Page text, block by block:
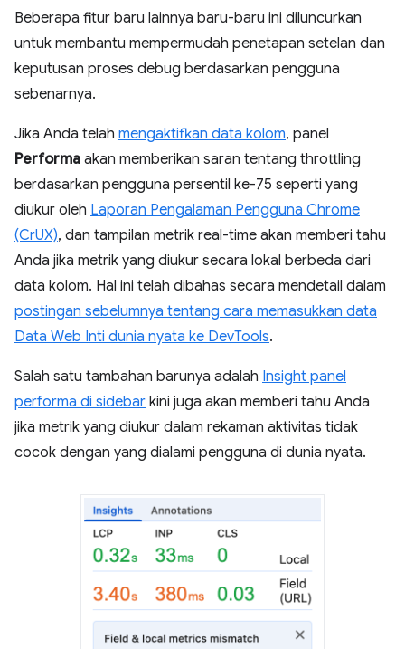
Beberapa fitur baru lainnya baru-baru ini diluncurkan
untuk membantu mempermudah penetapan setelan dan
keputusan proses debug berdasarkan pengguna
sebenarnya.
Jika Anda telah mengaktifkan data kolom, panel
Performa akan memberikan saran tentang throttling
berdasarkan pengguna persentil ke-75 seperti yang
diukur oleh Laporan Pengalaman Pengguna Chrome
(CrUX), dan tampilan metrik real-time akan memberi tahu
Anda jika metrik yang diukur secara lokal berbeda dari
data kolom. Hal ini telah dibahas secara mendetail dalam
postingan sebelumnya tentang cara memasukkan data
Data Web Inti dunia nyata ke DevTools.
Salah satu tambahan barunya adalah Insight panel
performa di sidebar kini juga akan memberi tahu Anda
jika metrik yang diukur dalam rekaman aktivitas tidak
cocok dengan yang dialami pengguna di dunia nyata.